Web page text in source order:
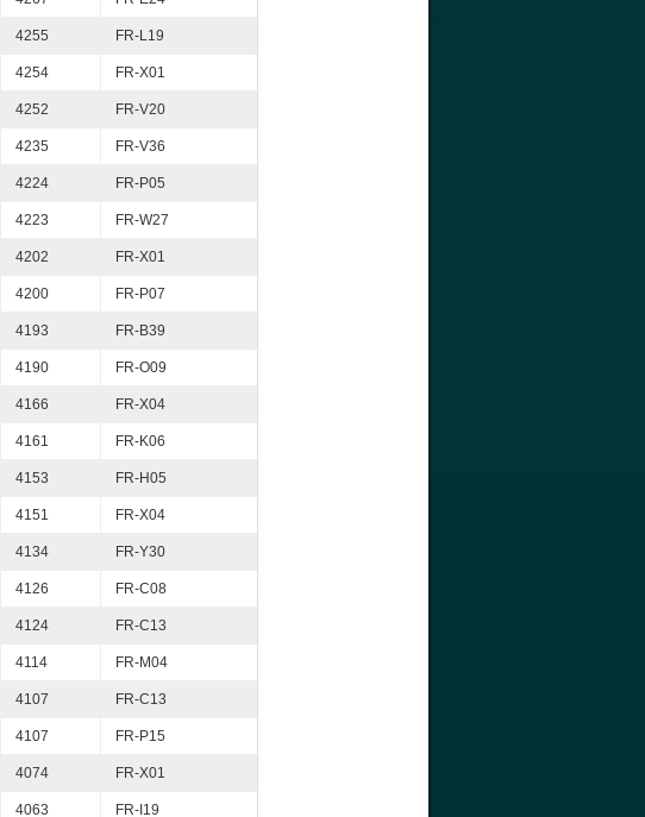
4255 FR-L19
4254 FR-X01
4252 FR-V20
4235 FR-V36
4224 FR-P05
4223 FR-W27
4202 FR-X01
4200 FR-P07
4193 FR-B39
4190 FR-O09
4166 FR-X04
4161 FR-K06
4153 FR-H05
4151 FR-X04
4134 FR-Y30
4126 FR-C08
4124 FR-C13
4114 FR-M04
4107 FR-C13
4107 FR-P15
4074 FR-X01
4063 FR-I19